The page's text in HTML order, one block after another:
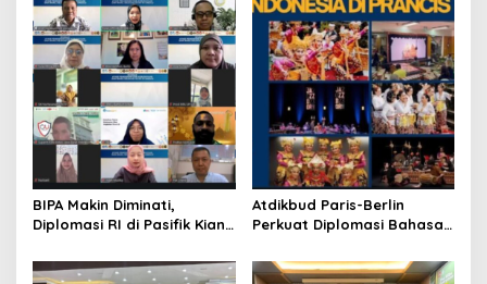
BIPA Makin Diminati,
Diplomasi RI di Pasifik Kian
Atdikbud Paris-Berlin
Perkuat Diplomasi Bahasa